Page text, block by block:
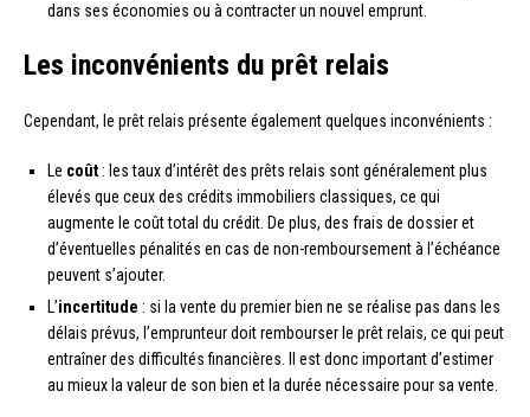
dans ses économies ou à contracter un nouvel emprunt.
Les inconvénients du prêt relais
Cependant, le prêt relais présente également quelques inconvénients :
Le coût : les taux d’intérêt des prêts relais sont généralement plus
élevés que ceux des crédits immobiliers classiques, ce qui
augmente le coût total du crédit. De plus, des frais de dossier et
d’éventuelles pénalités en cas de non-remboursement à l’échéance
peuvent s’ajouter.
L’incertitude : si la vente du premier bien ne se réalise pas dans les
délais prévus, l’emprunteur doit rembourser le prêt relais, ce qui peut
entraîner des difficultés financières. Il est donc important d’estimer
au mieux la valeur de son bien et la durée nécessaire pour sa vente.